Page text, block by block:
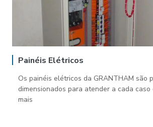
Painéis Elétricos
Os painéis elétricos da GRANTHAM são
dimensionados para atender a cada caso
mais